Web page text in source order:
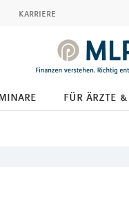
karriere
für ärzte